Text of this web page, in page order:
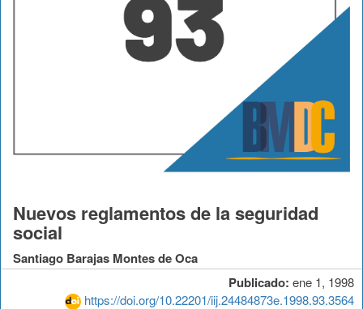
Publicado: ene 1, 1998
https://doi.org/10.22201/iij.24484873e.1998.93.3564
Nuevos reglamentos de la seguridad
social
Santiago Barajas Montes de Oca